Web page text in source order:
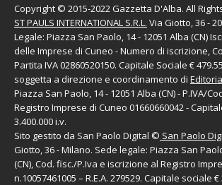
Copyright © 2015-2022 Gazzetta D'Alba. All
ST PAULS INTERNATIONAL S.R.L. Via Giotto, 36 -
Legale: Piazza San Paolo, 14 - 12051 Alba (CN)
delle Imprese di Cuneo - Numero di iscrizione,
Partita IVA 02860520150. Capitale Sociale €
soggetta a direzione e coordinamento di
Piazza San Paolo, 14 - 12051 Alba (CN) - P.IVA/
Registro Imprese di Cuneo 01660660042 -
3.400.000 i.v.
Sito gestito da San Paolo Digital © San Paolo
Giotto, 36 - Milano. Sede legale: Piazza San
(CN), Cod. fisc./P.Iva e iscrizione al Registro
n.10057461005 – R.E.A. 279529. Capitale sociale €